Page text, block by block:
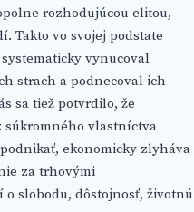
rozhodujúcou elitou,
Takto vo svojej podstate
vynucoval
strach a podnecoval ich
sa tiež potvrdilo, že
súkromného vlastníctva
ekonomicky zlyháva
za trhovými
slobodu, dôstojnosť, životnú